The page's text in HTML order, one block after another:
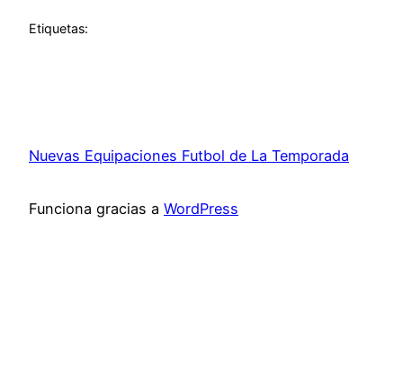
Etiquetas:
Nuevas Equipaciones Futbol de La Temporada
Funciona gracias a WordPress